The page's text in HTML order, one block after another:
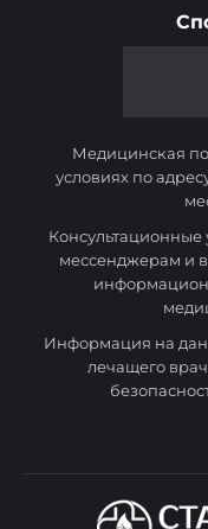
Медицинская
условиях по
Консультационные
мессенджерам и в
Информация на
лечащего